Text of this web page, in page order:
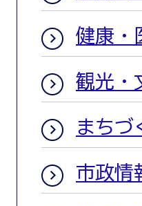
健康・
観光・
まちづ
市政情